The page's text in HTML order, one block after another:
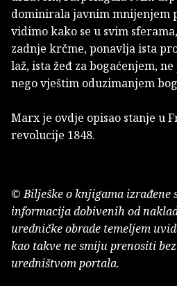
dominirala javnim mnijenjem
vidimo kako se u svim
zadnje krčme, ponavlja ista
laž, ista žeđ za bogaćenjem,
nego vještim oduzimanjem
Marx je ovdje opisao stanje u
revolucije 1848.
© Bilješke o knjigama izrađene
informacija dobivenih od
uredničke obrade temeljem
kao takve ne smiju prenositi
uredništvom portala.